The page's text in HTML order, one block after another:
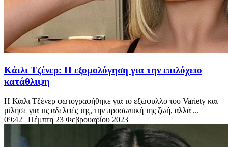
Κάιλι Τζένερ: Η εξομολόγηση για την επιλόχειο
κατάθλιψη
Η Κάιλι Τζένερ φωτογραφήθηκε για το εξώφυλλο του Variety και
μίλησε για τις αδελφές της, την προσωπική της ζωή, αλλά ...
09:42 | Πέμπτη 23 Φεβρουαρίου 2023